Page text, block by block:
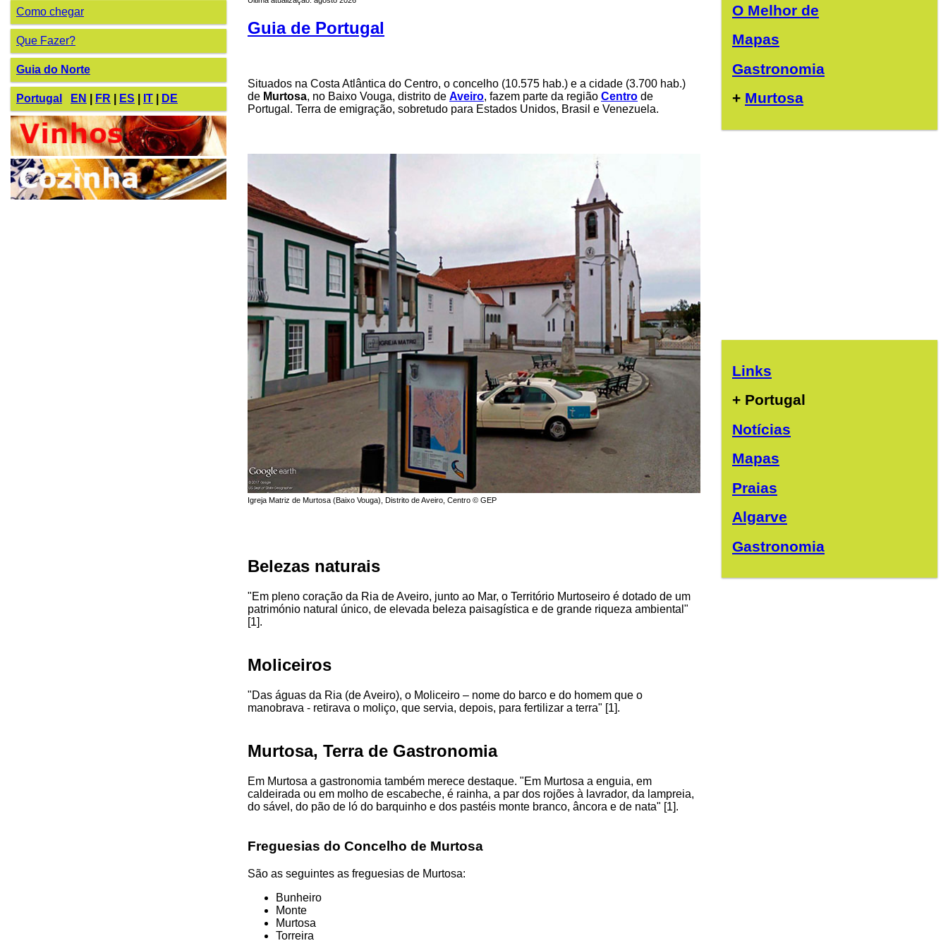
Como chegar
Que Fazer?
Guia do Norte
Portugal EN FR ES IT DE
Guia de Portugal
Situados na Costa Atlântica do Centro, o concelho (10.575 hab.) e a cidade (3.700 hab.)
de Murtosa, no Baixo Vouga, distrito de Aveiro, fazem parte da região Centro de
Portugal. Terra de emigração, sobretudo para Estados Unidos, Brasil e Venezuela.
Igreja Matriz de Murtosa (Baixo Vouga), Distrito de Aveiro, Centro © GEP
Belezas naturais
"Em pleno coração da Ria de Aveiro, junto ao Mar, o Território Murtoseiro é dotado de um
património natural único, de elevada beleza paisagística e de grande riqueza ambiental"
[1].
Moliceiros
"Das águas da Ria (de Aveiro), o Moliceiro – nome do barco e do homem que o
manobrava - retirava o moliço, que servia, depois, para fertilizar a terra" [1].
Murtosa, Terra de Gastronomia
Em Murtosa a gastronomia também merece destaque. "Em Murtosa a enguia, em
caldeirada ou em molho de escabeche, é rainha, a par dos rojões à lavrador, da lampreia,
do sável, do pão de ló do barquinho e dos pastéis monte branco, âncora e de nata" [1].
Freguesias do Concelho de Murtosa
São as seguintes as freguesias de Murtosa:
Bunheiro
Monte
Murtosa
Torreira
O Melhor de
Mapas
Gastronomia
+ Murtosa
Links
+ Portugal
Notícias
Mapas
Praias
Algarve
Gastronomia